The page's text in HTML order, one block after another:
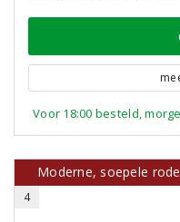
Voor 18:00 besteld,
Moderne, soepele
4